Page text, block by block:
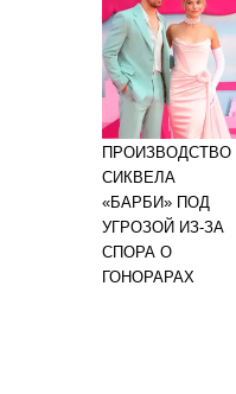
ПРОИЗВОДСТВО
СИКВЕЛА
«БАРБИ» ПОД
УГРОЗОЙ ИЗ-ЗА
СПОРА О
ГОНОРАРАХ